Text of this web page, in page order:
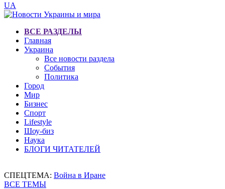
UA
ВСЕ РАЗДЕЛЫ
Главная
Украина
Все новости раздела
События
Политика
Город
Мир
Бизнес
Спорт
Lifestyle
Шоу-биз
Наука
БЛОГИ ЧИТАТЕЛЕЙ
СПЕЦТЕМА: Война в Иране
ВСЕ ТЕМЫ